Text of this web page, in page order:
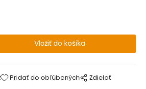
Pridať do obľúbených Zdielať